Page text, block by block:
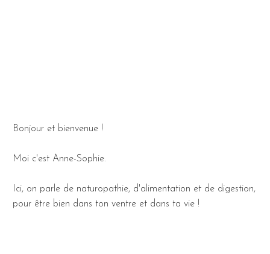
Bonjour et bienvenue !
Moi c'est Anne-Sophie.
Ici, on parle de naturopathie, d'alimentation et de digestion,
pour être bien dans ton ventre et dans ta vie !